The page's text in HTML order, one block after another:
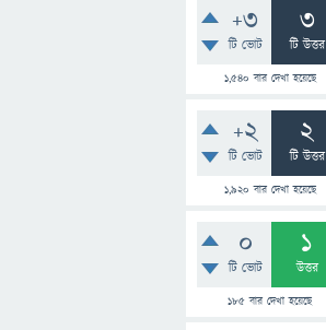
+3
টি ভোট
3
টি উত্তর
1,540 বার দেখা হয়েছে
+2
টি ভোট
2
টি উত্তর
1,920 বার দেখা হয়েছে
0
টি ভোট
1
উত্তর
185 বার দেখা হয়েছে